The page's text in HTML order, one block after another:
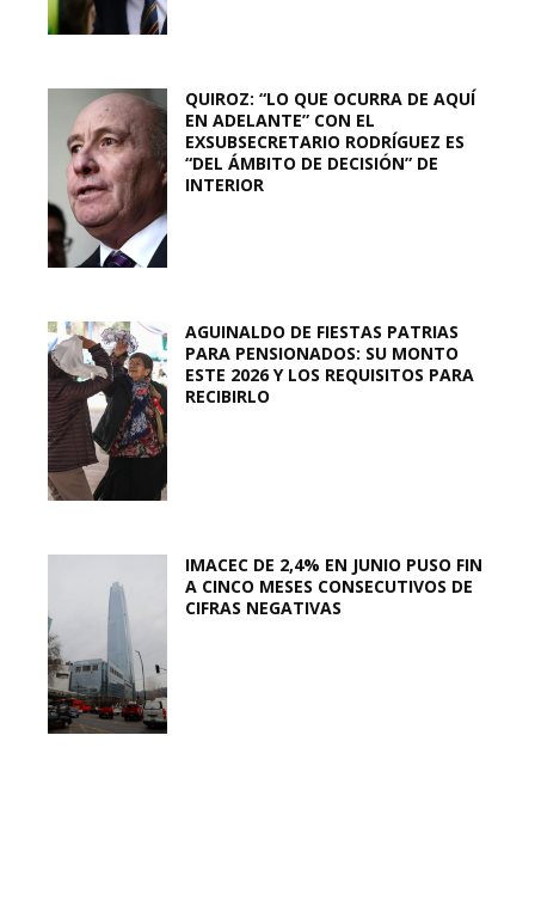
QUIROZ: “LO QUE OCURRA DE AQUÍ
EN ADELANTE” CON EL
EXSUBSECRETARIO RODRÍGUEZ ES
“DEL ÁMBITO DE DECISIÓN” DE
INTERIOR
AGUINALDO DE FIESTAS PATRIAS
PARA PENSIONADOS: SU MONTO
ESTE 2026 Y LOS REQUISITOS PARA
RECIBIRLO
IMACEC DE 2,4% EN JUNIO PUSO FIN
A CINCO MESES CONSECUTIVOS DE
CIFRAS NEGATIVAS